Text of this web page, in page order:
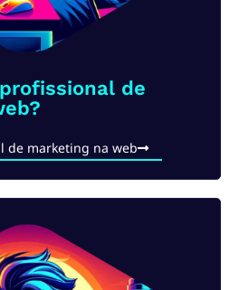
de
de marketing na web